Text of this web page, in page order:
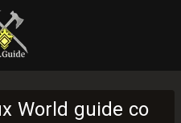
World guide со